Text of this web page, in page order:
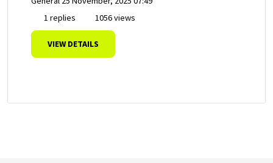
1 replies
1056 views
VIEW DETAILS